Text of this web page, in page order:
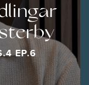
EP.6